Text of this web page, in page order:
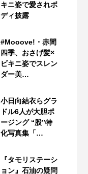
キニ姿で愛されボ
ディ披露
#Mooove!・赤間
四季、おさげ髪×
ビキニ姿でスレン
ダー美…
小日向結衣らグラ
ドル6人が大胆ポ
ージング “股”特
化写真集「…
『タモリステーシ
ョン』石油の疑問